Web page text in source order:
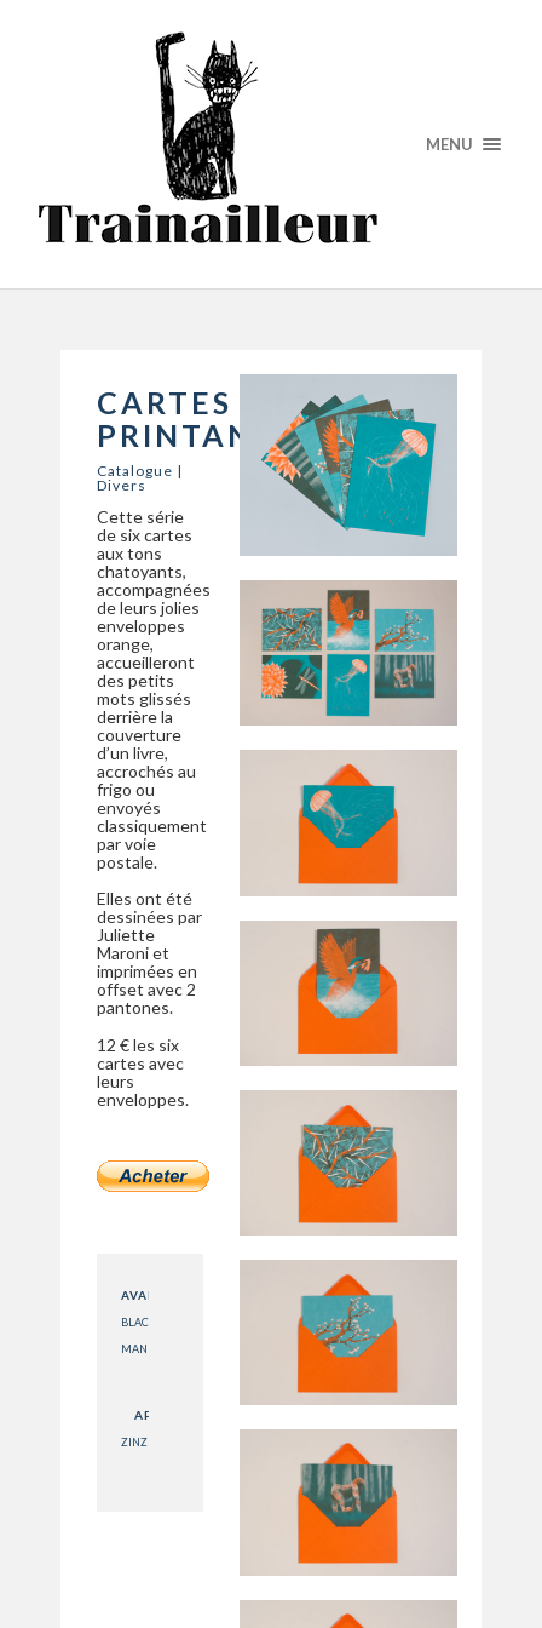
MENU
CARTES
PRINTANIÈRES
Catalogue |
Divers
Cette série
de six cartes
aux tons
chatoyants,
accompagnées
de leurs jolies
enveloppes
orange,
accueilleront
des petits
mots glissés
derrière la
couverture
d’un livre,
accrochés au
frigo ou
envoyés
classiquement
par voie
postale.
Elles ont été
dessinées par
Juliette
Maroni et
imprimées en
offset avec 2
pantones.
12 € les six
cartes avec
leurs
enveloppes.
AVANT
BLACK
MAN -
APRÈS
ZINZIBULE